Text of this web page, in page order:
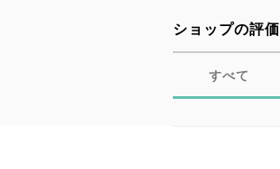
ショップの評価
すべて